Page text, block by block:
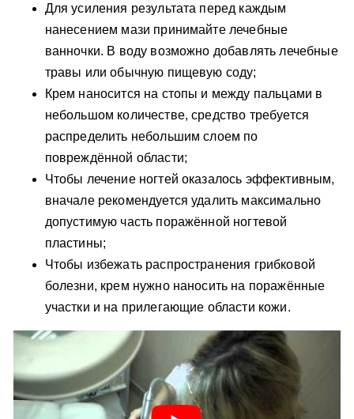
Для усиления результата перед каждым
нанесением мази принимайте лечебные
ванночки. В воду возможно добавлять лечебные
травы или обычную пищевую соду;
Крем наносится на стопы и между пальцами в
небольшом количестве, средство требуется
распределить небольшим слоем по
повреждённой области;
Чтобы лечение ногтей оказалось эффективным,
вначале рекомендуется удалить максимально
допустимую часть поражённой ногтевой
пластины;
Чтобы избежать распространения грибковой
болезни, крем нужно наносить на поражённые
участки и на прилегающие области кожи.